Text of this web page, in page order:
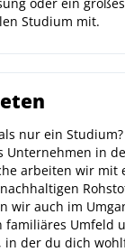
Studium mit.
nur ein
Unternehmen in
arbeiten wir mit
wir auch im
familiäres Umfeld
in der du dich